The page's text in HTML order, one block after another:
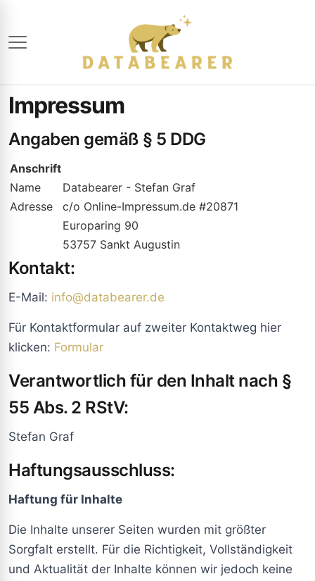
Impressum
Angaben gemäß § 5 DDG
Anschrift
Name
Databearer - Stefan Graf
Adresse
c/o Online-Impressum.de #20871
Europaring 90
53757 Sankt Augustin
Kontakt:
E-Mail: info@databearer.de
Für Kontaktformular auf zweiter Kontaktweg hier
klicken: Formular
Verantwortlich für den Inhalt nach §
55 Abs. 2 RStV:
Stefan Graf
Haftungsausschluss:
Haftung für Inhalte
Die Inhalte unserer Seiten wurden mit größter
Sorgfalt erstellt. Für die Richtigkeit, Vollständigkeit
und Aktualität der Inhalte können wir jedoch keine